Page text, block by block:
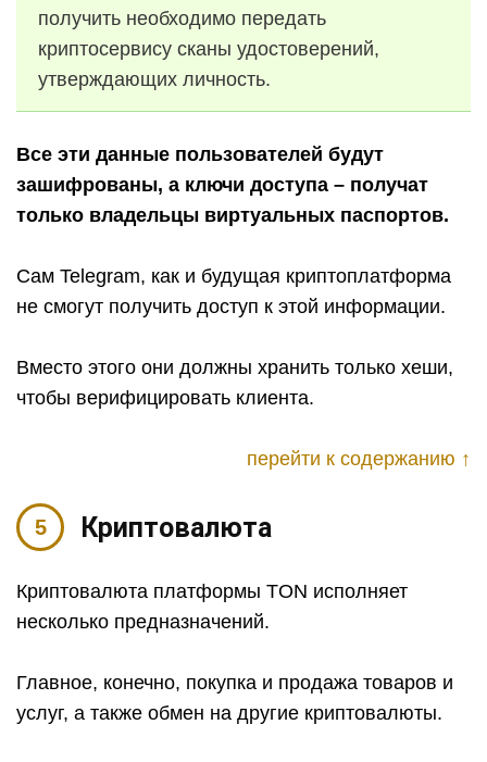
получить необходимо передать
криптосервису сканы удостоверений,
утверждающих личность.
Все эти данные пользователей будут
зашифрованы, а ключи доступа – получат
только владельцы виртуальных паспортов.
Сам Telegram, как и будущая криптоплатформа
не смогут получить доступ к этой информации.
Вместо этого они должны хранить только хеши,
чтобы верифицировать клиента.
перейти к содержанию ↑
Криптовалюта
Криптовалюта платформы TON исполняет
несколько предназначений.
Главное, конечно, покупка и продажа товаров и
услуг, а также обмен на другие криптовалюты.